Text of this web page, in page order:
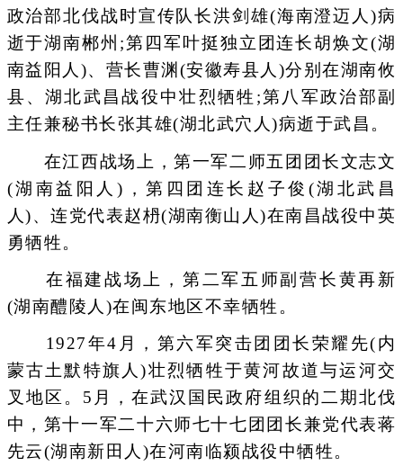
政治部北伐战时宣传队长洪剑雄(海南澄迈人)病
逝于湖南郴州;第四军叶挺独立团连长胡焕文(湖
南益阳人)、营长曹渊(安徽寿县人)分别在湖南攸
县、湖北武昌战役中壮烈牺牲;第八军政治部副
主任兼秘书长张其雄(湖北武穴人)病逝于武昌。
在江西战场上，第一军二师五团团长文志文
(湖南益阳人)，第四团连长赵子俊(湖北武昌
人)、连党代表赵枬(湖南衡山人)在南昌战役中英
勇牺牲。
在福建战场上，第二军五师副营长黄再新
(湖南醴陵人)在闽东地区不幸牺牲。
1927年4月，第六军突击团团长荣耀先(内
蒙古土默特旗人)壮烈牺牲于黄河故道与运河交
叉地区。5月，在武汉国民政府组织的二期北伐
中，第十一军二十六师七十七团团长兼党代表蒋
先云(湖南新田人)在河南临颍战役中牺牲。